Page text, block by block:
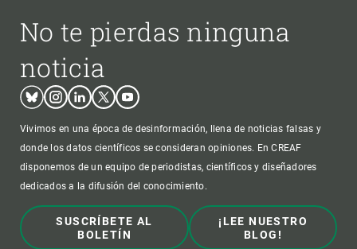
No te pierdas ninguna
noticia
BlueskyInstagram
LinkedinTwitterYoutube
Vivimos en una época de desinformación, llena de noticias falsas y
donde los datos científicos se consideran opiniones. En CREAF
disponemos de un equipo de periodistas, científicos y diseñadores
dedicados a la difusión del conocimiento.
SUSCRÍBETE AL
BOLETÍN
¡LEE NUESTRO
BLOG!